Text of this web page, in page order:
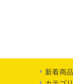
新着商